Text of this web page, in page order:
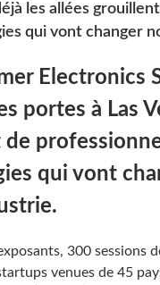
les allées
qui vont changer
portes à Las
qui vont
300 sessions
venues de 45